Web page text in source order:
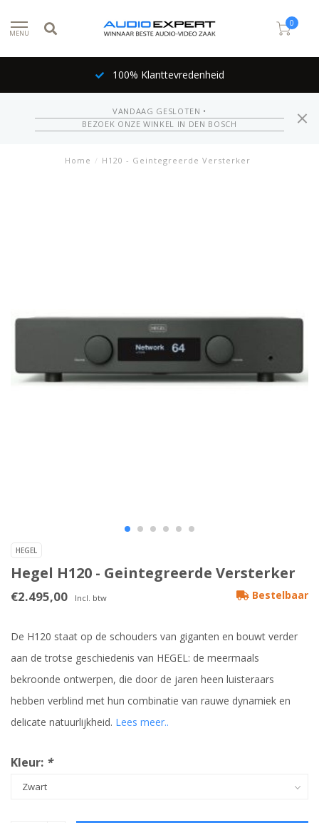
MENU
0
100% Klanttevredenheid
VANDAAG GESLOTEN •
BEZOEK ONZE WINKEL IN DEN BOSCH
Home / H120 - Geintegreerde Versterker
HEGEL
Hegel H120 - Geintegreerde Versterker
€2.495,00 Incl. btw Bestelbaar
De H120 staat op de schouders van giganten en bouwt verder
aan ​​de trotse geschiedenis van HEGEL: de meermaals
bekroonde ontwerpen, die door de jaren heen luisteraars
hebben verblind met hun combinatie van rauwe dynamiek en
delicate natuurlijkheid. Lees meer..
Kleur: *